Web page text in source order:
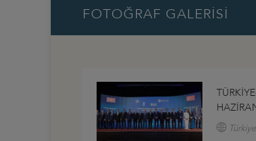
FOTOĞRAF GALERİSİ